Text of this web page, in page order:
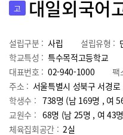
고 대일외국어
설립구분 : 사립 설립유형 :
학교특성 : 특수목적고등학교
대표번호 : 02-940-1000 팩
주소 : 서울특별시 성북구 서경
학생수 : 738명 (남 169명 , 여
교원수 : 68명 (남 25명 , 여 43
체육집회공간 : 2실